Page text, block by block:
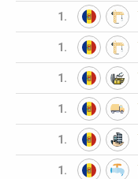
1.
1.
1.
1.
1.
1.